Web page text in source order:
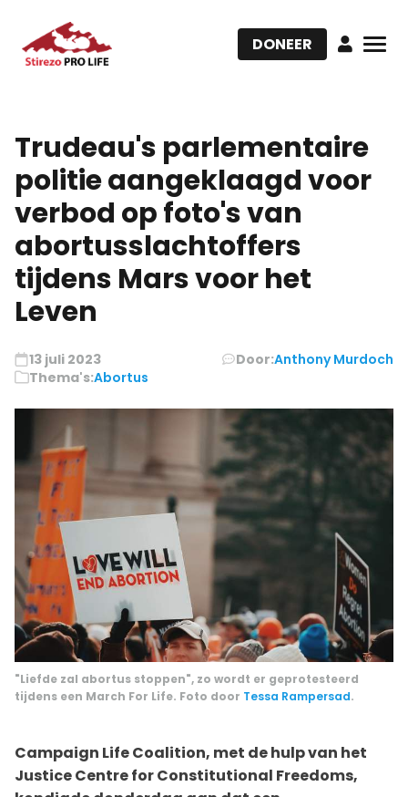
DONEER
Trudeau's parlementaire
politie aangeklaagd voor
verbod op foto's van
abortusslachtoffers
tijdens Mars voor het
Leven
13 juli 2023 Door:Anthony Murdoch
Thema's:Abortus
"Liefde zal abortus stoppen", zo wordt er geprotesteerd
tijdens een March For Life. Foto door Tessa Rampersad.
Campaign Life Coalition, met de hulp van het
Justice Centre for Constitutional Freedoms,